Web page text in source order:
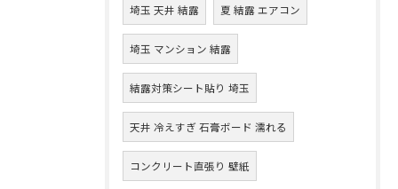
埼玉 天井 結露 夏 結露 エアコン
埼玉 マンション 結露
結露対策シート貼り 埼玉
天井 冷えすぎ 石膏ボード 濡れる
コンクリート直張り 壁紙